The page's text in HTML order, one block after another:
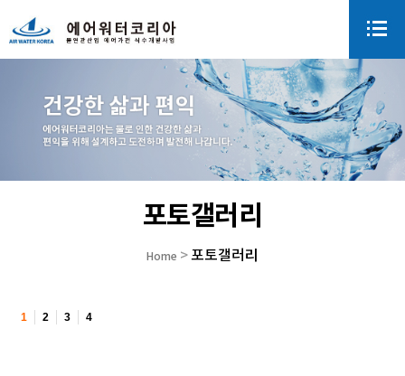
포토갤러리
Home >포토갤러리
1 2 3 4